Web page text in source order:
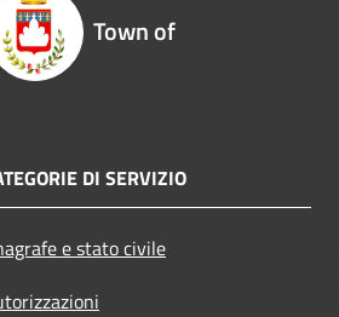
Town of
DI SERVIZIO
e stato civile